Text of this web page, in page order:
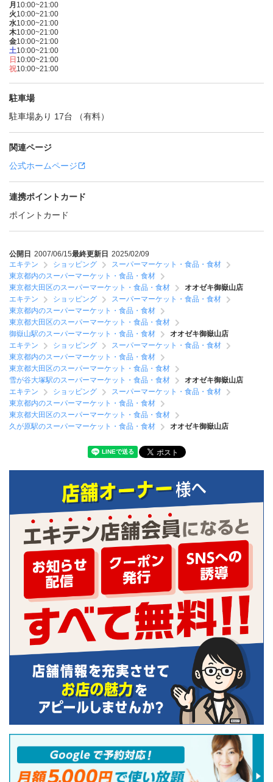
月 10:00~21:00
火10:00~21:00
水10:00~21:00
木10:00~21:00
金10:00~21:00
土10:00~21:00
日 10:00~21:00
祝10:00~21:00
駐車場
駐車場あり 17台 （有料）
関連ページ
公式ホームページ
連携ポイントカード
ポイントカード
公開日 2007/06/15最終更新日 2025/02/09
エキテン
ショッピング
スーパーマーケット・食品・食材
東京都内のスーパーマーケット・食品・食材
東京都大田区のスーパーマーケット・食品・食材
オオゼキ御嶽山店
エキテン
ショッピング
スーパーマーケット・食品・食材
東京都内のスーパーマーケット・食品・食材
東京都大田区のスーパーマーケット・食品・食材
御嶽山駅のスーパーマーケット・食品・食材
オオゼキ御嶽山店
エキテン
ショッピング
スーパーマーケット・食品・食材
東京都内のスーパーマーケット・食品・食材
東京都大田区のスーパーマーケット・食品・食材
雪が谷大塚駅のスーパーマーケット・食品・食材
オオゼキ御嶽山店
エキテン
ショッピング
スーパーマーケット・食品・食材
東京都内のスーパーマーケット・食品・食材
東京都大田区のスーパーマーケット・食品・食材
久が原駅のスーパーマーケット・食品・食材
オオゼキ御嶽山店